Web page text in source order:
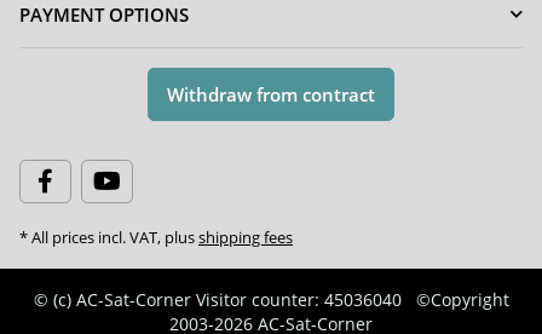
PAYMENT OPTIONS
Withdraw from contract
* All prices incl. VAT, plusshipping fees
© (c) AC-Sat-CornerVisitor counter: 45036040
©Copyright
2003-2026 AC-Sat-Corner